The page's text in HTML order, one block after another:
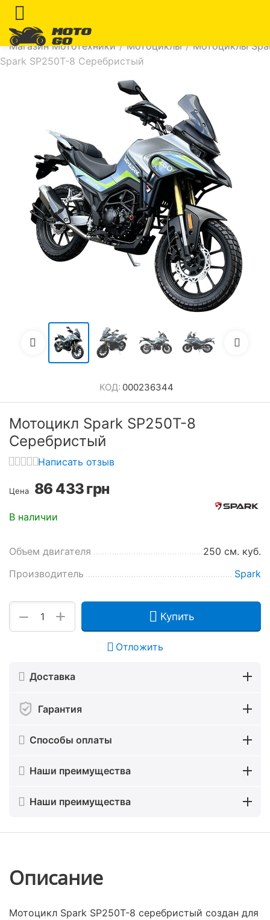
Магазин Мототехники / Мотоциклы / Мотоциклы
Spark SP250T-8 Серебристый
КОД: 000236344
Мотоцикл Spark SP250T-8
Серебристый
Написать отзыв
Цена 86 433грн
В наличии
Объем двигателя
250 см. куб.
Производитель
Spark
+
− Купить
Отложить
Доставка
Гарантия
Способы оплаты
Наши преимущества
Наши преимущества
Описание
Мотоцикл Spark SP250T-8 серебристый создан для